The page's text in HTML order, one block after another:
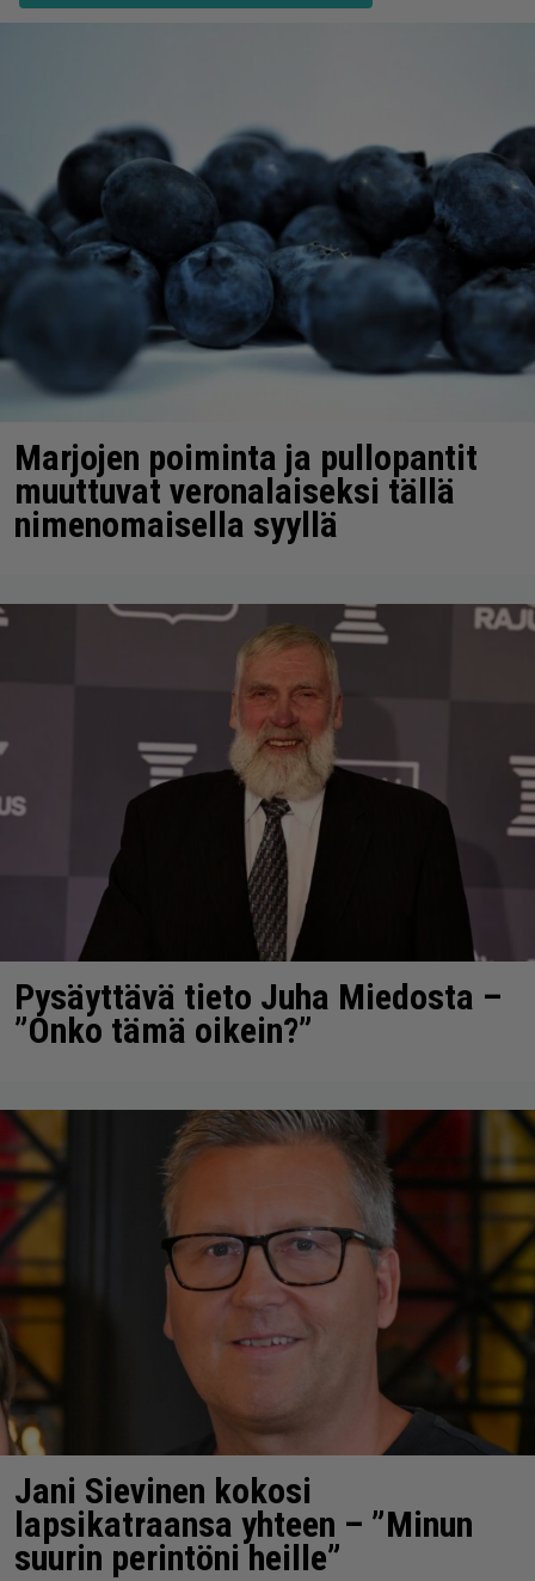
Marjojen poiminta ja pullopantit
muuttuvat veronalaiseksi tällä
nimenomaisella syyllä
Pysäyttävä tieto Juha Miedosta –
”Onko tämä oikein?”
Jani Sievinen kokosi
lapsikatraansa yhteen – ”Minun
suurin perintöni heille”